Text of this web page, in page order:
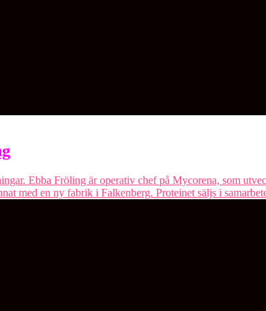
Ebba Fröling är operativ chef på Mycorena, som
med en ny fabrik i Falkenberg. Proteinet säljs i